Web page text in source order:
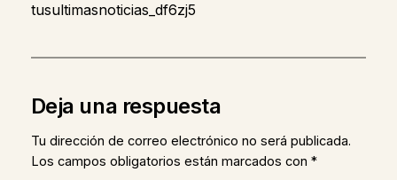
tusultimasnoticias_df6zj5
Deja una respuesta
Tu dirección de correo electrónico no será publicada.
Los campos obligatorios están marcados con *